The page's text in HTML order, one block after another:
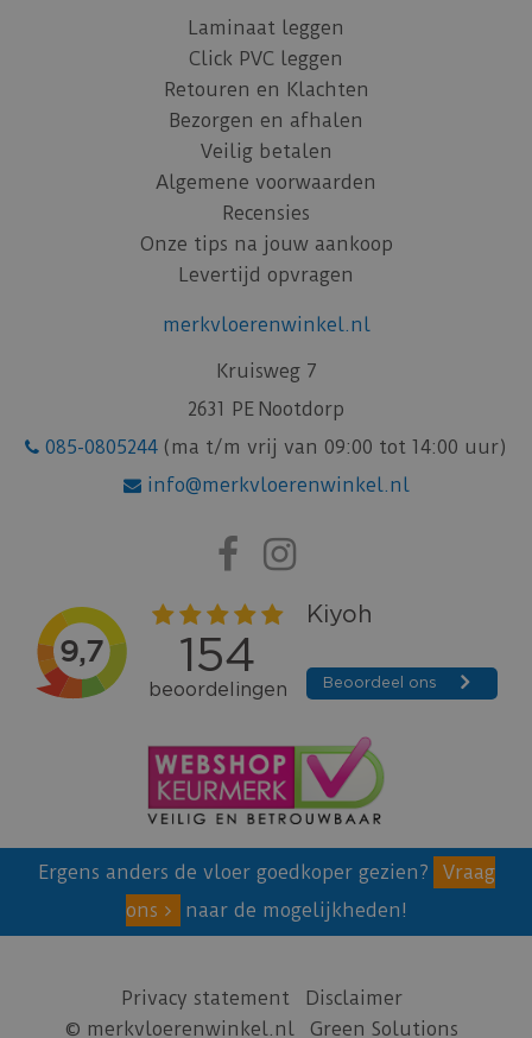
Laminaat leggen
Click PVC leggen
Retouren en Klachten
Bezorgen en afhalen
Veilig betalen
Algemene voorwaarden
Recensies
Onze tips na jouw aankoop
Levertijd opvragen
merkvloerenwinkel.nl
Kruisweg 7
2631 PE Nootdorp
085-0805244 (ma t/m vrij van 09:00 tot 14:00 uur)
info@merkvloerenwinkel.nl
Ergens anders de vloer goedkoper gezien?
Vraag
ons
naar de mogelijkheden!
Privacy statement
Disclaimer
© merkvloerenwinkel.nl
Green Solutions